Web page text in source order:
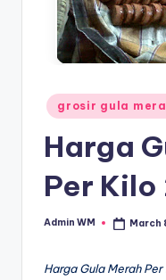
Posted
in
grosir gula
Harga
Per Kilo
Posted
Admin WM March
Harga Gula Merah